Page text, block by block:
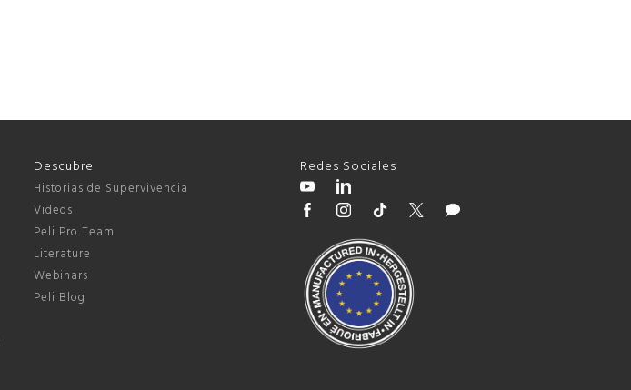
Descubre
Historias de Supervivencia
Videos
Peli Pro Team
Literature
Webinars
Peli Blog
Redes Sociales